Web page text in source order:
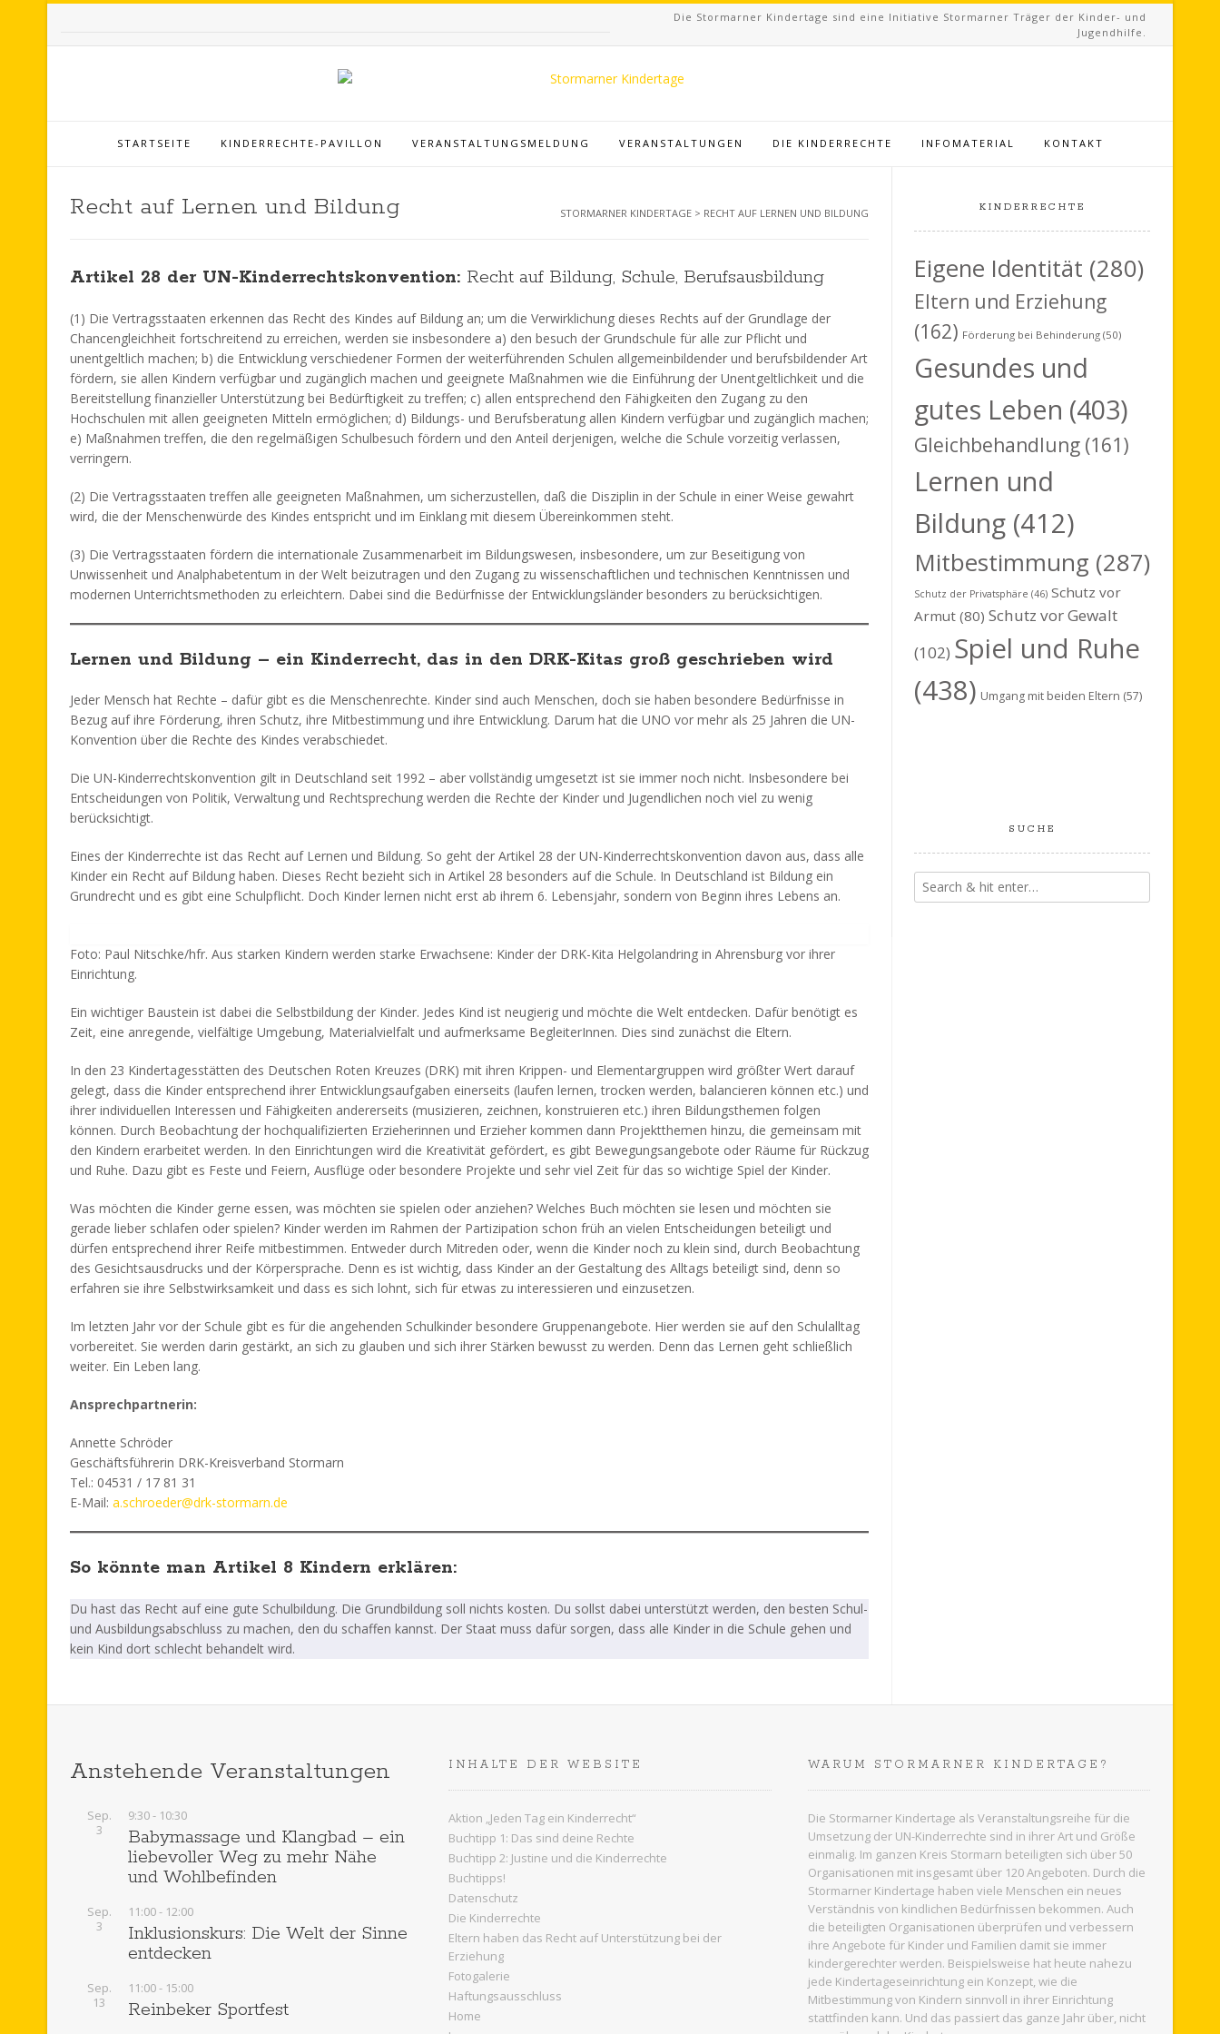
Die Stormarner Kindertage sind eine Initiative Stormarner Träger der Kinder- und
Jugendhilfe.
STARTSEITE KINDERRECHTE-PAVILLON VERANSTALTUNGSMELDUNG VERANSTALTUNGEN DIE KINDERRECHTE INFOMATERIAL KONTAKT
Recht auf Lernen und Bildung STORMARNER KINDERTAGE > RECHT AUF LERNEN UND BILDUNG
Artikel 28 der UN-Kinderrechtskonvention: Recht auf Bildung, Schule, Berufsausbildung
(1) Die Vertragsstaaten erkennen das Recht des Kindes auf Bildung an; um die Verwirklichung dieses Rechts auf der Grundlage der
Chancengleichheit fortschreitend zu erreichen, werden sie insbesondere a) den besuch der Grundschule für alle zur Pflicht und
unentgeltlich machen; b) die Entwicklung verschiedener Formen der weiterführenden Schulen allgemeinbildender und berufsbildender Art
fördern, sie allen Kindern verfügbar und zugänglich machen und geeignete Maßnahmen wie die Einführung der Unentgeltlichkeit und die
Bereitstellung finanzieller Unterstützung bei Bedürftigkeit zu treffen; c) allen entsprechend den Fähigkeiten den Zugang zu den
Hochschulen mit allen geeigneten Mitteln ermöglichen; d) Bildungs- und Berufsberatung allen Kindern verfügbar und zugänglich machen;
e) Maßnahmen treffen, die den regelmäßigen Schulbesuch fördern und den Anteil derjenigen, welche die Schule vorzeitig verlassen,
verringern.
(2) Die Vertragsstaaten treffen alle geeigneten Maßnahmen, um sicherzustellen, daß die Disziplin in der Schule in einer Weise gewahrt
wird, die der Menschenwürde des Kindes entspricht und im Einklang mit diesem Übereinkommen steht.
(3) Die Vertragsstaaten fördern die internationale Zusammenarbeit im Bildungswesen, insbesondere, um zur Beseitigung von
Unwissenheit und Analphabetentum in der Welt beizutragen und den Zugang zu wissenschaftlichen und technischen Kenntnissen und
modernen Unterrichtsmethoden zu erleichtern. Dabei sind die Bedürfnisse der Entwicklungsländer besonders zu berücksichtigen.
Lernen und Bildung – ein Kinderrecht, das in den DRK-Kitas groß geschrieben wird
Jeder Mensch hat Rechte – dafür gibt es die Menschenrechte. Kinder sind auch Menschen, doch sie haben besondere Bedürfnisse in
Bezug auf ihre Förderung, ihren Schutz, ihre Mitbestimmung und ihre Entwicklung. Darum hat die UNO vor mehr als 25 Jahren die UN-
Konvention über die Rechte des Kindes verabschiedet.
Die UN-Kinderrechtskonvention gilt in Deutschland seit 1992 – aber vollständig umgesetzt ist sie immer noch nicht. Insbesondere bei
Entscheidungen von Politik, Verwaltung und Rechtsprechung werden die Rechte der Kinder und Jugendlichen noch viel zu wenig
berücksichtigt.
Eines der Kinderrechte ist das Recht auf Lernen und Bildung. So geht der Artikel 28 der UN-Kinderrechtskonvention davon aus, dass alle
Kinder ein Recht auf Bildung haben. Dieses Recht bezieht sich in Artikel 28 besonders auf die Schule. In Deutschland ist Bildung ein
Grundrecht und es gibt eine Schulpflicht. Doch Kinder lernen nicht erst ab ihrem 6. Lebensjahr, sondern von Beginn ihres Lebens an.
Foto: Paul Nitschke/hfr. Aus starken Kindern werden starke Erwachsene: Kinder der DRK-Kita Helgolandring in Ahrensburg vor ihrer
Einrichtung.
Ein wichtiger Baustein ist dabei die Selbstbildung der Kinder. Jedes Kind ist neugierig und möchte die Welt entdecken. Dafür benötigt es
Zeit, eine anregende, vielfältige Umgebung, Materialvielfalt und aufmerksame BegleiterInnen. Dies sind zunächst die Eltern.
In den 23 Kindertagesstätten des Deutschen Roten Kreuzes (DRK) mit ihren Krippen- und Elementargruppen wird größter Wert darauf
gelegt, dass die Kinder entsprechend ihrer Entwicklungsaufgaben einerseits (laufen lernen, trocken werden, balancieren können etc.) und
ihrer individuellen Interessen und Fähigkeiten andererseits (musizieren, zeichnen, konstruieren etc.) ihren Bildungsthemen folgen
können. Durch Beobachtung der hochqualifizierten Erzieherinnen und Erzieher kommen dann Projektthemen hinzu, die gemeinsam mit
den Kindern erarbeitet werden. In den Einrichtungen wird die Kreativität gefördert, es gibt Bewegungsangebote oder Räume für Rückzug
und Ruhe. Dazu gibt es Feste und Feiern, Ausflüge oder besondere Projekte und sehr viel Zeit für das so wichtige Spiel der Kinder.
Was möchten die Kinder gerne essen, was möchten sie spielen oder anziehen? Welches Buch möchten sie lesen und möchten sie
gerade lieber schlafen oder spielen? Kinder werden im Rahmen der Partizipation schon früh an vielen Entscheidungen beteiligt und
dürfen entsprechend ihrer Reife mitbestimmen. Entweder durch Mitreden oder, wenn die Kinder noch zu klein sind, durch Beobachtung
des Gesichtsausdrucks und der Körpersprache. Denn es ist wichtig, dass Kinder an der Gestaltung des Alltags beteiligt sind, denn so
erfahren sie ihre Selbstwirksamkeit und dass es sich lohnt, sich für etwas zu interessieren und einzusetzen.
Im letzten Jahr vor der Schule gibt es für die angehenden Schulkinder besondere Gruppenangebote. Hier werden sie auf den Schulalltag
vorbereitet. Sie werden darin gestärkt, an sich zu glauben und sich ihrer Stärken bewusst zu werden. Denn das Lernen geht schließlich
weiter. Ein Leben lang.
Ansprechpartnerin:
Annette Schröder
Geschäftsführerin DRK-Kreisverband Stormarn
Tel.: 04531 / 17 81 31
E-Mail: a.schroeder@drk-stormarn.de
So könnte man Artikel 8 Kindern erklären:
Du hast das Recht auf eine gute Schulbildung. Die Grundbildung soll nichts kosten. Du sollst dabei unterstützt werden, den besten Schul-
und Ausbildungsabschluss zu machen, den du schaffen kannst. Der Staat muss dafür sorgen, dass alle Kinder in die Schule gehen und
kein Kind dort schlecht behandelt wird.
KINDERRECHTE
Eigene Identität (280)
Eltern und Erziehung
(162) Förderung bei Behinderung (50)
Gesundes und
gutes Leben (403)
Gleichbehandlung (161)
Lernen und
Bildung (412)
Mitbestimmung (287)
Schutz der Privatsphäre (46) Schutz vor
Armut (80) Schutz vor Gewalt
(102) Spiel und Ruhe
(438) Umgang mit beiden Eltern (57)
SUCHE
Anstehende Veranstaltungen
Sep.
3
9:30- 10:30
Babymassage und Klangbad – ein
liebevoller Weg zu mehr Nähe
und Wohlbefinden
Sep.
3
11:00- 12:00
Inklusionskurs: Die Welt der Sinne
entdecken
Sep.
13
11:00- 15:00
Reinbeker Sportfest
INHALTE DER WEBSITE
Aktion „Jeden Tag ein Kinderrecht“
Buchtipp 1: Das sind deine Rechte
Buchtipp 2: Justine und die Kinderrechte
Buchtipps!
Datenschutz
Die Kinderrechte
Eltern haben das Recht auf Unterstützung bei der
Erziehung
Fotogalerie
Haftungsausschluss
Home
WARUM STORMARNER KINDERTAGE?
Die Stormarner Kindertage als Veranstaltungsreihe für die
Umsetzung der UN-Kinderrechte sind in ihrer Art und Größe
einmalig. Im ganzen Kreis Stormarn beteiligten sich über 50
Organisationen mit insgesamt über 120 Angeboten. Durch die
Stormarner Kindertage haben viele Menschen ein neues
Verständnis von kindlichen Bedürfnissen bekommen. Auch
die beteiligten Organisationen überprüfen und verbessern
ihre Angebote für Kinder und Familien damit sie immer
kindergerechter werden. Beispielsweise hat heute nahezu
jede Kindertageseinrichtung ein Konzept, wie die
Mitbestimmung von Kindern sinnvoll in ihrer Einrichtung
stattfinden kann. Und das passiert das ganze Jahr über, nicht